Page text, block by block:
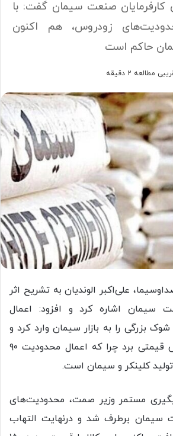
کارفرمایان صنعت سیمان گفت: با
زودروس، هم اکنون
حاکم است
مطالعه 2 دقیقه
علی‌اکبر الوندیان به تشریح اثر
سیمان اشاره کرد و افزود: اعمال
درصدی شوک بزرگی را به بازار سیمان وارد کرد و
بازار را به سمت تنش قیمتی برد چرا که اعمال محدودیت ۹۰
کلینکر و سیمان است.
مستمر وزیر صمت، محدودیت‌های
سیمان برطرف شد و درنهایت التهاب